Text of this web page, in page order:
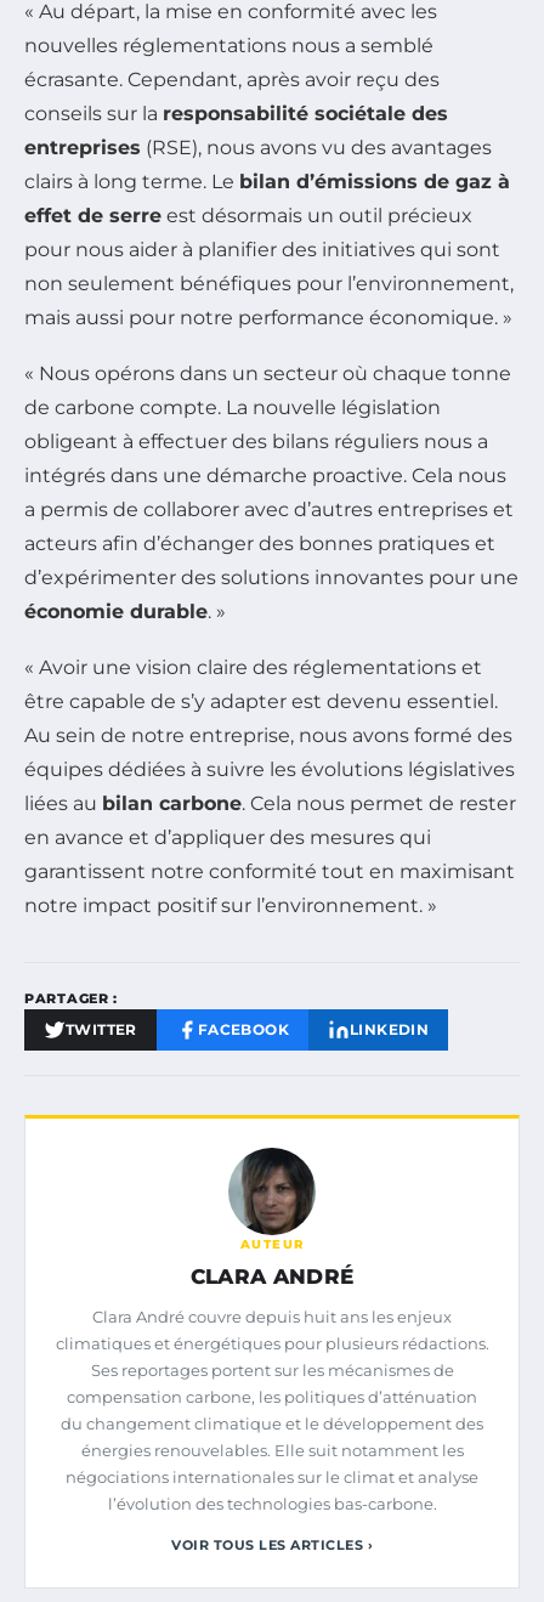
« Au départ, la mise en conformité avec les
nouvelles réglementations nous a semblé
écrasante. Cependant, après avoir reçu des
conseils sur la responsabilité sociétale des
entreprises (RSE), nous avons vu des avantages
clairs à long terme. Le bilan d’émissions de gaz à
effet de serre est désormais un outil précieux
pour nous aider à planifier des initiatives qui sont
non seulement bénéfiques pour l’environnement,
mais aussi pour notre performance économique. »
« Nous opérons dans un secteur où chaque tonne
de carbone compte. La nouvelle législation
obligeant à effectuer des bilans réguliers nous a
intégrés dans une démarche proactive. Cela nous
a permis de collaborer avec d’autres entreprises et
acteurs afin d’échanger des bonnes pratiques et
d’expérimenter des solutions innovantes pour une
économie durable. »
« Avoir une vision claire des réglementations et
être capable de s’y adapter est devenu essentiel.
Au sein de notre entreprise, nous avons formé des
équipes dédiées à suivre les évolutions législatives
liées au bilan carbone. Cela nous permet de rester
en avance et d’appliquer des mesures qui
garantissent notre conformité tout en maximisant
notre impact positif sur l’environnement. »
PARTAGER :
TWITTER FACEBOOK LINKEDIN
AUTEUR
CLARA ANDRÉ
Clara André couvre depuis huit ans les enjeux
climatiques et énergétiques pour plusieurs rédactions.
Ses reportages portent sur les mécanismes de
compensation carbone, les politiques d’atténuation
du changement climatique et le développement des
énergies renouvelables. Elle suit notamment les
négociations internationales sur le climat et analyse
l’évolution des technologies bas-carbone.
VOIR TOUS LES ARTICLES ›